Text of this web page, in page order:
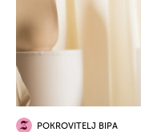
POKROVITELJ BIPA